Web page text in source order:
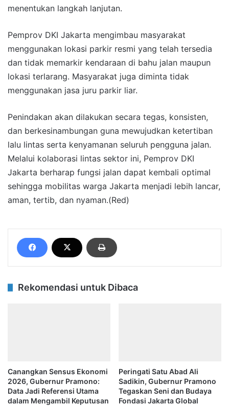
menentukan langkah lanjutan.
Pemprov DKI Jakarta mengimbau masyarakat
menggunakan lokasi parkir resmi yang telah tersedia
dan tidak memarkir kendaraan di bahu jalan maupun
lokasi terlarang. Masyarakat juga diminta tidak
menggunakan jasa juru parkir liar.
Penindakan akan dilakukan secara tegas, konsisten,
dan berkesinambungan guna mewujudkan ketertiban
lalu lintas serta kenyamanan seluruh pengguna jalan.
Melalui kolaborasi lintas sektor ini, Pemprov DKI
Jakarta berharap fungsi jalan dapat kembali optimal
sehingga mobilitas warga Jakarta menjadi lebih lancar,
aman, tertib, dan nyaman.(Red)
Rekomendasi untuk Dibaca
Canangkan Sensus Ekonomi
2026, Gubernur Pramono:
Data Jadi Referensi Utama
dalam Mengambil Keputusan
Peringati Satu Abad Ali
Sadikin, Gubernur Pramono
Tegaskan Seni dan Budaya
Fondasi Jakarta Global